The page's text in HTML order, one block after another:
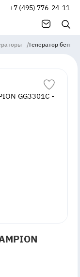
+7 (495) 776-24-11
/Генератор